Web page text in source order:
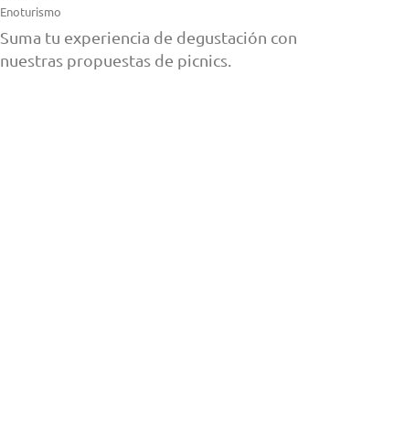
Enoturismo
Suma tu experiencia de degustación con
nuestras propuestas de picnics.